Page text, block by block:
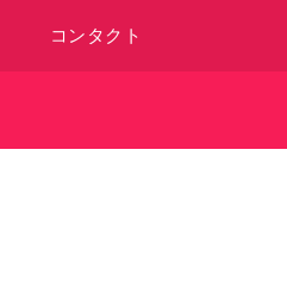
コンタクト